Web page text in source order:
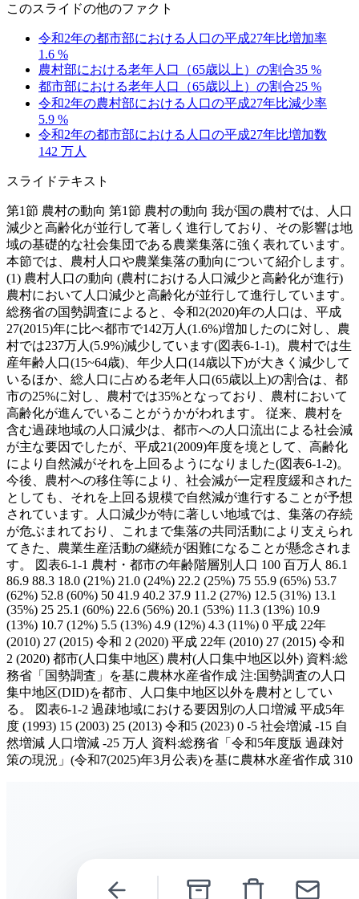
このスライドの他のファクト
令和2年の都市部における人口の平成27年比増加率
1.6 %
農村部における老年人口（65歳以上）の割合35 %
都市部における老年人口（65歳以上）の割合25 %
令和2年の農村部における人口の平成27年比減少率
5.9 %
令和2年の都市部における人口の平成27年比増加数
142 万人
スライドテキスト
第1節 農村の動向 第1節 農村の動向 我が国の農村では、人口
減少と高齢化が並行して著しく進行しており、その影響は地
域の基礎的な社会集団である農業集落に強く表れています。
本節では、農村人口や農業集落の動向について紹介します。
(1) 農村人口の動向 (農村における人口減少と高齢化が進行)
農村において人口減少と高齢化が並行して進行しています。
総務省の国勢調査によると、令和2(2020)年の人口は、平成
27(2015)年に比べ都市で142万人(1.6%)増加したのに対し、農
村では237万人(5.9%)減少しています(図表6-1-1)。農村では生
産年齢人口(15~64歳)、年少人口(14歳以下)が大きく減少して
いるほか、総人口に占める老年人口(65歳以上)の割合は、都
市の25%に対し、農村では35%となっており、農村において
高齢化が進んでいることがうかがわれます。 従来、農村を
含む過疎地域の人口減少は、都市への人口流出による社会減
が主な要因でしたが、平成21(2009)年度を境として、高齢化
により自然減がそれを上回るようになりました(図表6-1-2)。
今後、農村への移住等により、社会減が一定程度緩和された
としても、それを上回る規模で自然減が進行することが予想
されています。人口減少が特に著しい地域では、集落の存続
が危ぶまれており、これまで集落の共同活動により支えられ
てきた、農業生産活動の継続が困難になることが懸念されま
す。 図表6-1-1 農村・都市の年齢階層別人口 100 百万人 86.1
86.9 88.3 18.0 (21%) 21.0 (24%) 22.2 (25%) 75 55.9 (65%) 53.7
(62%) 52.8 (60%) 50 41.9 40.2 37.9 11.2 (27%) 12.5 (31%) 13.1
(35%) 25 25.1 (60%) 22.6 (56%) 20.1 (53%) 11.3 (13%) 10.9
(13%) 10.7 (12%) 5.5 (13%) 4.9 (12%) 4.3 (11%) 0 平成 22年
(2010) 27 (2015) 令和 2 (2020) 平成 22年 (2010) 27 (2015) 令和
2 (2020) 都市(人口集中地区) 農村(人口集中地区以外) 資料:総
務省「国勢調査」を基に農林水産省作成 注:国勢調査の人口
集中地区(DID)を都市、人口集中地区以外を農村としてい
る。 図表6-1-2 過疎地域における要因別の人口増減 平成5年
度 (1993) 15 (2003) 25 (2013) 令和5 (2023) 0 -5 社会増減 -15 自
然増減 人口増減 -25 万人 資料:総務省「令和5年度版 過疎対
策の現況」(令和7(2025)年3月公表)を基に農林水産省作成 310